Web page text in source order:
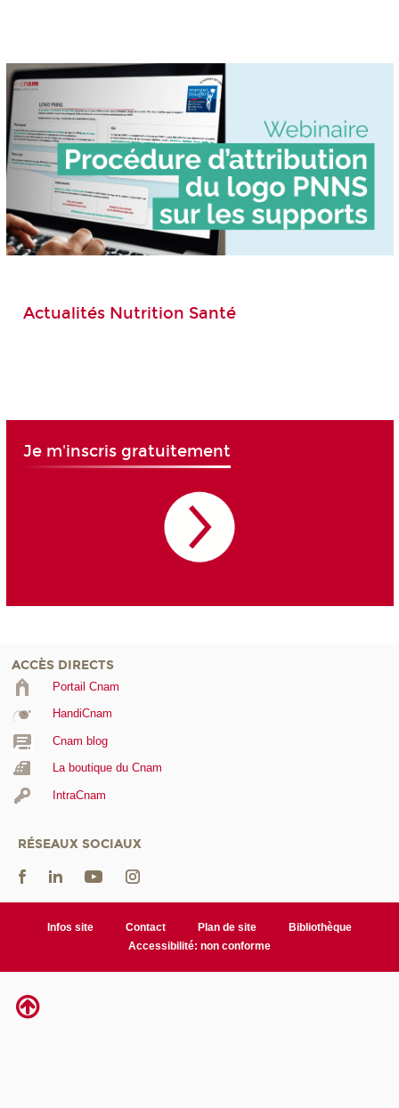
Actualités Nutrition Santé
Je m'inscris gratuitement
ACCÈS DIRECTS
Portail Cnam
HandiCnam
Cnam blog
La boutique du Cnam
IntraCnam
RÉSEAUX SOCIAUX
Infos site Contact Plan de site
Bibliothèque
Accessibilité: non conforme